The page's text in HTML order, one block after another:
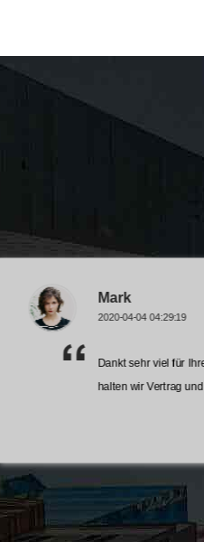
Mark
2020-04-04 04:29:19
Dankt sehr viel für
halten wir Vertrag